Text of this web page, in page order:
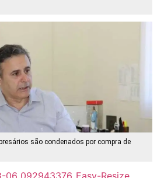
são condenados por compra de